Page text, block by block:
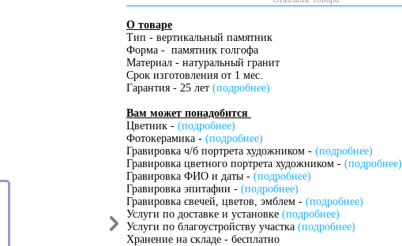
О товаре
Тип - вертикальный памятник
Форма - памятник голгофа
Материал - натуральный гранит
Срок изготовления от 1 мес.
Гарантия - 25 лет (подробнее)
Вам может понадобится
Цветник - (подробнее)
Фотокерамика - (подробнее)
Гравировка ч/б портрета художником - (подробнее)
Гравировка цветного портрета художником - (подробнее)
Гравировка ФИО и даты - (подробнее)
Гравировка эпитафии - (подробнее)
Гравировка свечей, цветов, эмблем - (подробнее)
Услуги по доставке и установке (подробнее)
Услуги по благоустройству участка (подробнее)
Хранение на складе - бесплатно